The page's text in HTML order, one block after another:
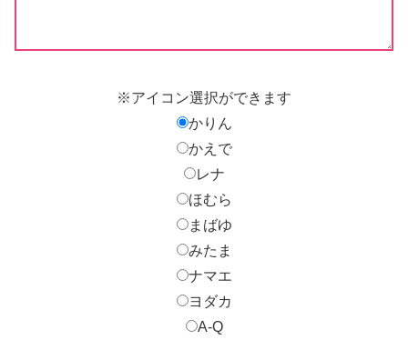
※アイコン選択ができます
かりん
かえで
レナ
ほむら
まばゆ
みたま
ナマエ
ヨダカ
A-Q